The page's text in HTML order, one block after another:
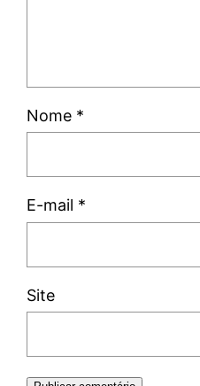
Nome *
E-mail *
Site